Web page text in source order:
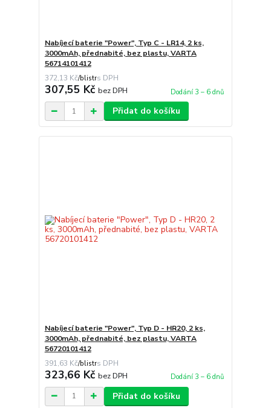
Nabíjecí baterie "Power", Typ C - LR14, 2 ks,
3000mAh, přednabité, bez plastu, VARTA
56714101412
372,13 Kč/blistr
307,55 Kč bez DPH Dodání 3 – 6 dnů
Přidat do košíku
Nabíjecí baterie "Power", Typ D - HR20, 2 ks,
3000mAh, přednabité, bez plastu, VARTA
56720101412
391,63 Kč/blistr
323,66 Kč bez DPH Dodání 3 – 6 dnů
Přidat do košíku